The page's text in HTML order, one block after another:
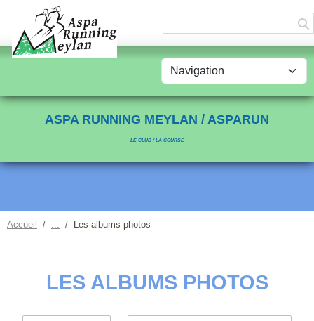
ASPA RUNNING MEYLAN / ASPARUN
LE CLUB / LA COURSE
Accueil Les albums photos
LES ALBUMS PHOTOS
Panneau de gestion des cookies